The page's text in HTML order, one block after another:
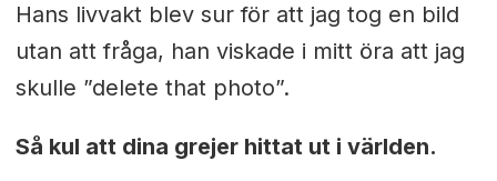
Hans livvakt blev sur för att jag tog en bild
utan att fråga, han viskade i mitt öra att jag
skulle ”delete that photo”.
Så kul att dina grejer hittat ut i världen.